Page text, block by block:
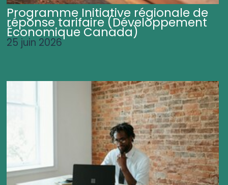
Programme Initiative régionale de
réponse tarifaire (Développement
Économique Canada)
25 juin 2026